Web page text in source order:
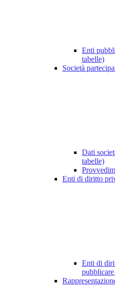
Enti
tabelle)
Società
Dati
tabelle)
Enti di diritto
Enti di